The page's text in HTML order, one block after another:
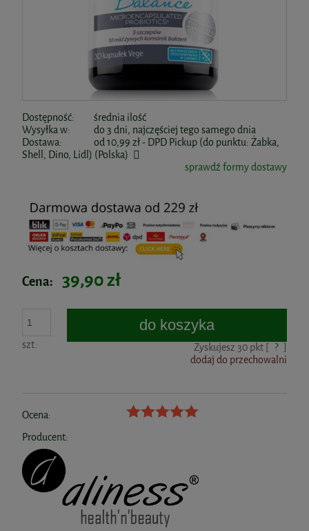
Dostępność:
średnia ilość
Wysyłka w:
do 3 dni, najczęściej tego samego dnia
Dostawa:
od 10,99 zł- DPD Pickup (do punktu: Żabka,
Shell, Dino, Lidl) (Polska)
sprawdź formy dostawy
Cena: 39,90 zł
szt.
do koszyka
Zyskujesz 30pkt [ ? ]
dodaj do przechowalni
Ocena:
Producent: